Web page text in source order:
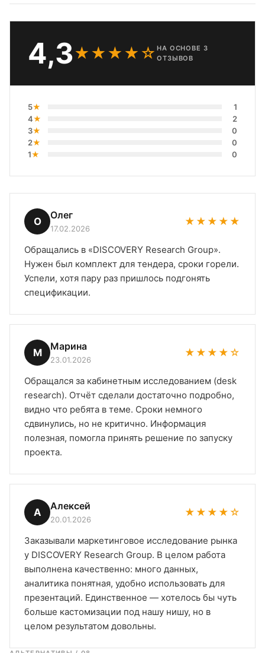
4,3★★★★☆ НА ОСНОВЕ 3
ОТЗЫВОВ
5★
1
4★
2
3★
0
2★
0
1★ 0
О
Олег
17.02.2026
★★★★★
Обращались в «DISCOVERY Research Group».
Нужен был комплект для тендера, сроки горели.
Успели, хотя пару раз пришлось подгонять
спецификации.
М
Марина
23.01.2026
★★★★☆
Обращался за кабинетным исследованием (desk
research). Отчёт сделали достаточно подробно,
видно что ребята в теме. Сроки немного
сдвинулись, но не критично. Информация
полезная, помогла принять решение по запуску
проекта.
А
Алексей
20.01.2026
★★★★☆
Заказывали маркетинговое исследование рынка
у DISCOVERY Research Group. В целом работа
выполнена качественно: много данных,
аналитика понятная, удобно использовать для
презентаций. Единственное — хотелось бы чуть
больше кастомизации под нашу нишу, но в
целом результатом довольны.